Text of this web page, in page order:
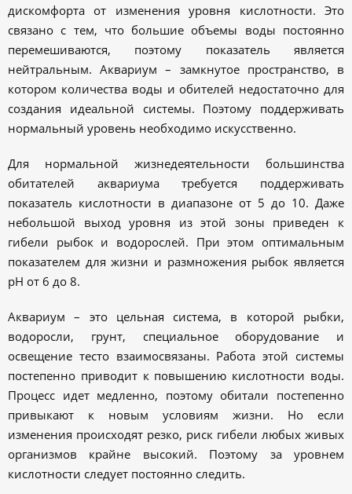
дискомфорта от изменения уровня кислотности. Это
связано с тем, что большие объемы воды постоянно
перемешиваются, поэтому показатель является
нейтральным. Аквариум – замкнутое пространство, в
котором количества воды и обителей недостаточно для
создания идеальной системы. Поэтому поддерживать
нормальный уровень необходимо искусственно.
Для нормальной жизнедеятельности большинства
обитателей аквариума требуется поддерживать
показатель кислотности в диапазоне от 5 до 10. Даже
небольшой выход уровня из этой зоны приведен к
гибели рыбок и водорослей. При этом оптимальным
показателем для жизни и размножения рыбок является
pH от 6 до 8.
Аквариум – это цельная система, в которой рыбки,
водоросли, грунт, специальное оборудование и
освещение тесто взаимосвязаны. Работа этой системы
постепенно приводит к повышению кислотности воды.
Процесс идет медленно, поэтому обитали постепенно
привыкают к новым условиям жизни. Но если
изменения происходят резко, риск гибели любых живых
организмов крайне высокий. Поэтому за уровнем
кислотности следует постоянно следить.